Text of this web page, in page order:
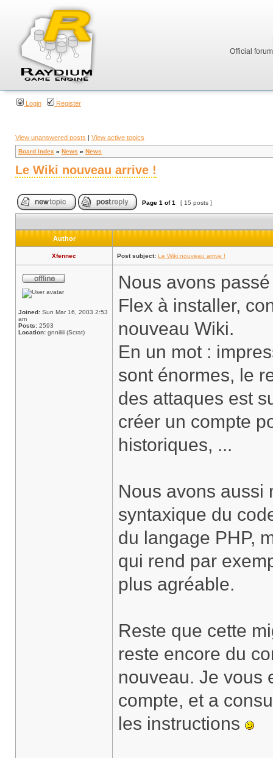
Official
Login Register
View unanswered posts | View active topics
Board index » News » News
Le Wiki nouveau arrive !
Page 1 of1 [ 15 posts ]
Author
Xfennec Post subject: Le Wiki nouveau arrive !
Joined: Sun Mar 16, 2003 2:53
am
Posts: 2593
Location: gnniiiii (Scrat)
Nous avons
Flex à installer,
nouveau Wiki.
En un mot :
sont énormes, le
des attaques est
créer un compte
historiques, ...
Nous avons aussi
syntaxique du
du langage PHP,
qui rend par
plus agréable.
Reste que cette
reste encore du
nouveau. Je vous
compte, et a
les instructions